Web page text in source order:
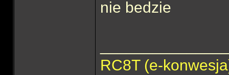
nie bedzie
RC8T (e-